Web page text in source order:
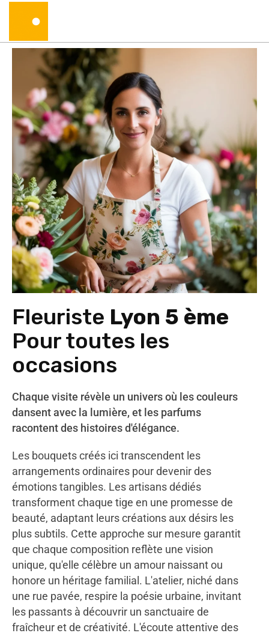
Fleuriste Lyon 5 ème
Pour toutes les
occasions
Chaque visite révèle un univers où les couleurs
dansent avec la lumière, et les parfums
racontent des histoires d'élégance.
Les bouquets créés ici transcendent les
arrangements ordinaires pour devenir des
émotions tangibles. Les artisans dédiés
transforment chaque tige en une promesse de
beauté, adaptant leurs créations aux désirs les
plus subtils. Cette approche sur mesure garantit
que chaque composition reflète une vision
unique, qu'elle célèbre un amour naissant ou
honore un héritage familial. L'atelier, niché dans
une rue pavée, respire la poésie urbaine, invitant
les passants à découvrir un sanctuaire de
fraîcheur et de créativité. L'écoute attentive des